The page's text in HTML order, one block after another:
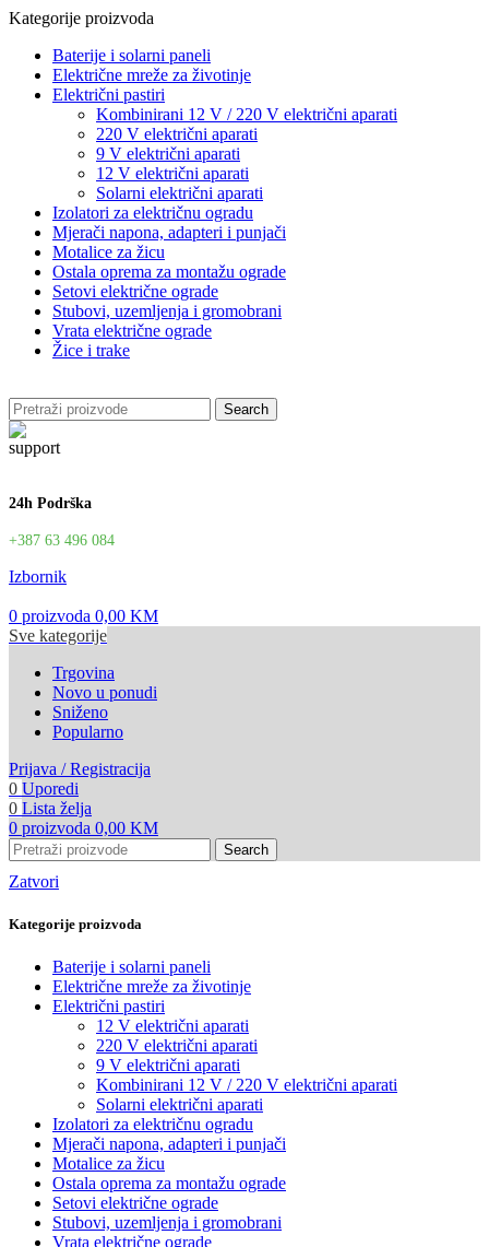
Kategorije proizvoda
Baterije i solarni paneli
Električne mreže za životinje
Električni pastiri
Kombinirani 12 V / 220 V električni aparati
220 V električni aparati
9 V električni aparati
12 V električni aparati
Solarni električni aparati
Izolatori za električnu ogradu
Mjerači napona, adapteri i punjači
Motalice za žicu
Ostala oprema za montažu ograde
Setovi električne ograde
Stubovi, uzemljenja i gromobrani
Vrata električne ograde
Žice i trake
Search
24h Podrška
+387 63 496 084
Izbornik
0 proizvoda 0,00 KM
Sve kategorije
Trgovina
Novo u ponudi
Sniženo
Popularno
Prijava / Registracija
0 Uporedi
0 Lista želja
0 proizvoda 0,00 KM
Search
Zatvori
Kategorije proizvoda
Baterije i solarni paneli
Električne mreže za životinje
Električni pastiri
12 V električni aparati
220 V električni aparati
9 V električni aparati
Kombinirani 12 V / 220 V električni aparati
Solarni električni aparati
Izolatori za električnu ogradu
Mjerači napona, adapteri i punjači
Motalice za žicu
Ostala oprema za montažu ograde
Setovi električne ograde
Stubovi, uzemljenja i gromobrani
Vrata električne ograde